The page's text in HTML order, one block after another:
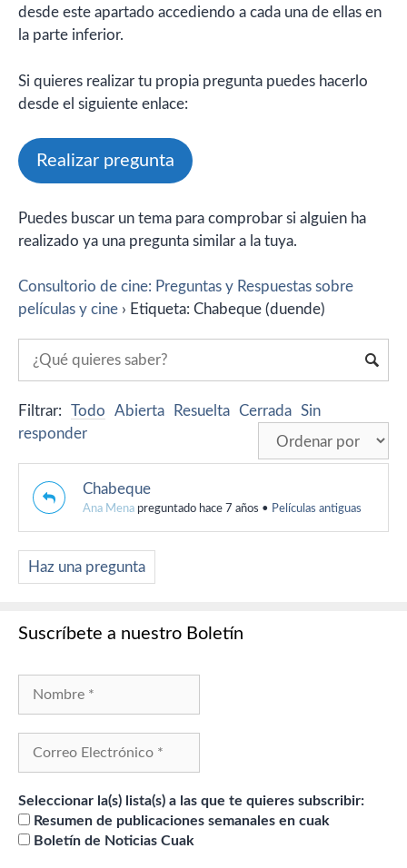
desde este apartado accediendo a cada una de ellas en
la parte inferior.
Si quieres realizar tu propia pregunta puedes hacerlo
desde el siguiente enlace:
Realizar pregunta
Puedes buscar un tema para comprobar si alguien ha
realizado ya una pregunta similar a la tuya.
Consultorio de cine: Preguntas y Respuestas sobre
películas y cine › Etiqueta: Chabeque (duende)
Filtrar: Todo Abierta Resuelta Cerrada Sin
responder
Chabeque
Ana Mena preguntado hace 7 años • Películas antiguas
Haz una pregunta
Suscríbete a nuestro Boletín
Seleccionar la(s) lista(s) a las que te quieres subscribir:
Resumen de publicaciones semanales en cuak
Boletín de Noticias Cuak